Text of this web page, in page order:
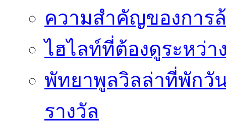
ความสำคัญของการ
ไฮไลท์ที่ต้องดูระหว่า
พัทยาพูลวิลล่าที่พักวั
รางวัล